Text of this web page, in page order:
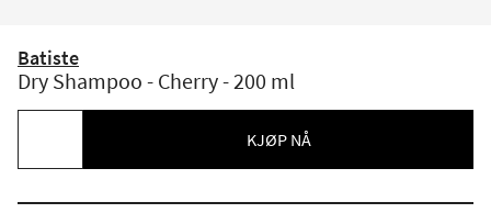
Batiste
Dry Shampoo - Cherry - 200 ml
KJØP NÅ